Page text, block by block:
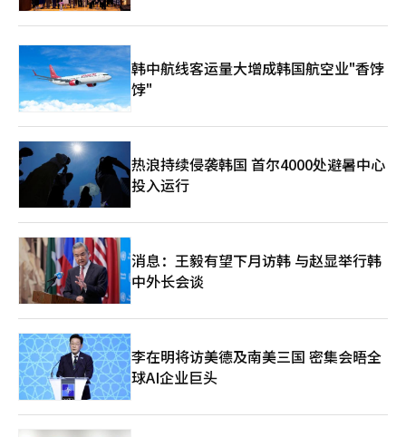
韩中航线客运量大增成韩国航空业"香饽
饽"
热浪持续侵袭韩国 首尔4000处避暑中心
投入运行
消息：王毅有望下月访韩 与赵显举行韩
中外长会谈
李在明将访美德及南美三国 密集会晤全
球AI企业巨头